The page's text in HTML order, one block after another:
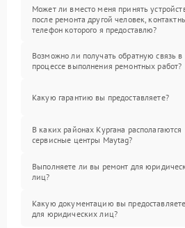
Может ли вместо меня принять
после ремонта другой человек,
телефон которого я предоставлю?
Возможно ли получать обратную связь в
процессе выполнения ремонтных работ?
Какую гарантию вы предоставляете?
В каких районах Кургана располагаются
сервисные центры Maytag?
Выполняете ли вы ремонт для
лиц?
Какую документацию вы предоставляете
для юридических лиц?